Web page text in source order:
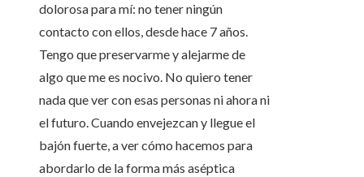
dolorosa para mí: no tener ningún
contacto con ellos, desde hace 7 años.
Tengo que preservarme y alejarme de
algo que me es nocivo. No quiero tener
nada que ver con esas personas ni ahora ni
el futuro. Cuando envejezcan y llegue el
bajón fuerte, a ver cómo hacemos para
abordarlo de la forma más aséptica